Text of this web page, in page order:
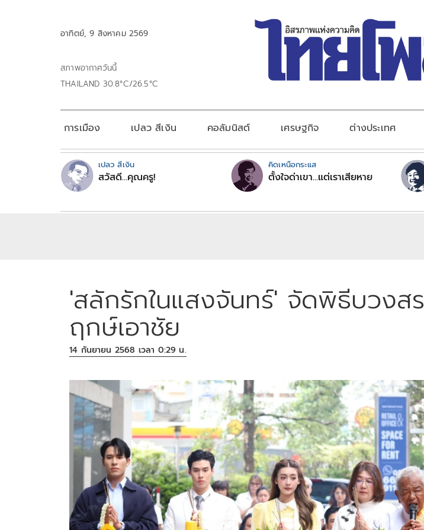
อาทิตย์, 9 สิงหาคม 2569
สภาพอากาศวันนี้
THAILAND 30.8°C/26.5°C
การเมือง เปลว สีเงิน คอลัมนิสต์ เศรษฐกิจ ต่างประเทศ
เปลว สีเงิน
สวัสดี...คุณครู!
คิดเหนือกระแส
ตั้งใจด่าเขา...แต่เราเสียหาย
'สลักรักในแสงจันทร์' จัดพิธีบวงสร
ฤกษ์เอาชัย
14 กันยายน 2568 เวลา 0:29 น.